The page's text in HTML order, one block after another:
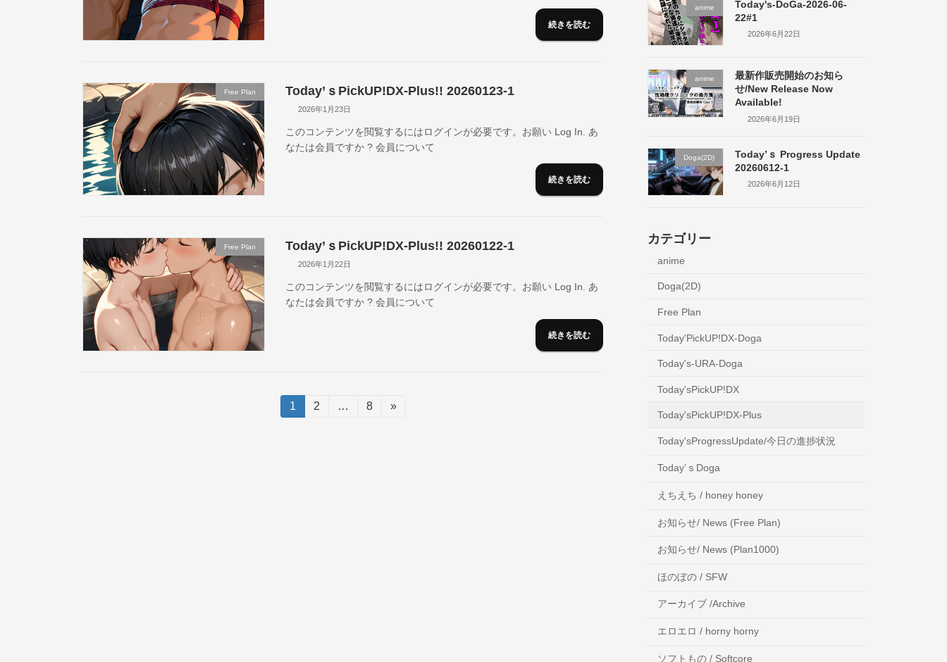
続きを読む
Free Plan Today’ｓPickUP!DX-Plus!! 20260123-1
2026年1月23日
このコンテンツを閲覧するにはログインが必要です。お願い Log In. あ
なたは会員ですか ? 会員について
続きを読む
Free Plan Today’ｓPickUP!DX-Plus!! 20260122-1
2026年1月22日
このコンテンツを閲覧するにはログインが必要です。お願い Log In. あ
なたは会員ですか ? 会員について
続きを読む
固
定
1
固
2 …
固
8 »
anime
Today's-DoGa-2026-06-
22#1
2026年6月22日
anime
最新作販売開始のお知ら
せ/New Release Now
Available!
2026年6月19日
Doga(2D)
Today’ｓ Progress Update
20260612-1
2026年6月12日
カテゴリー
anime
Doga(2D)
Free Plan
Today'PickUP!DX-Doga
Today's-URA-Doga
Today'sPickUP!DX
Today'sPickUP!DX-Plus
Today'sProgressUpdate/今日の進捗状況
Today’ｓDoga
えちえち / honey honey
お知らせ/ News (Free Plan)
お知らせ/ News (Plan1000)
ほのぼの / SFW
アーカイブ /Archive
エロエロ / horny horny
ソフトもの / Softcore